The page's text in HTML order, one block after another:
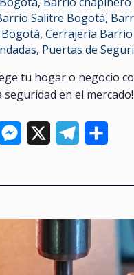
Salitre Bogotá,
Bogotá, Cerrajería
, Puertas de
tu hogar o negocio
en el mercado!
W
g
r